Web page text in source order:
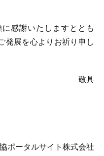
感謝いたしますととも
発展を心よりお祈り申し
敬具
ポータルサイト株式会社